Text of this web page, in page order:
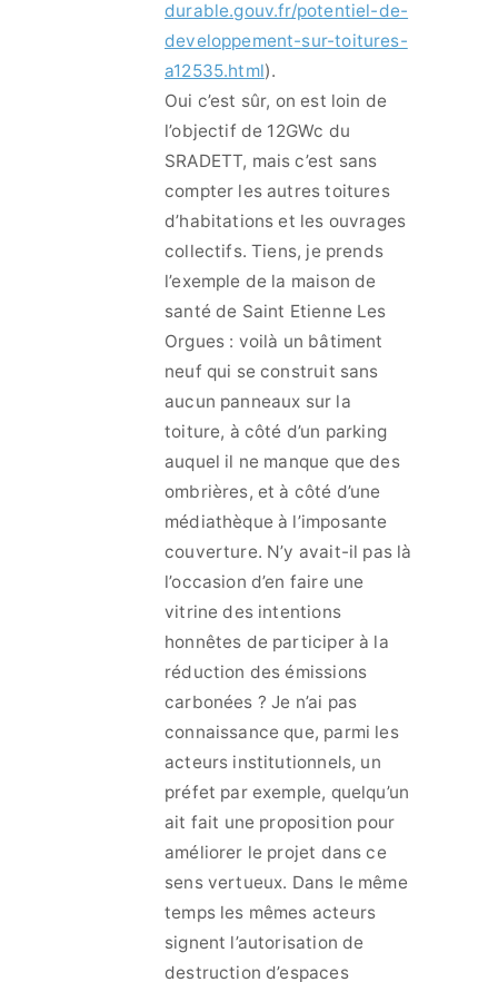
durable.gouv.fr/potentiel-de-
developpement-sur-toitures-
a12535.html).
Oui c’est sûr, on est loin de
l’objectif de 12GWc du
SRADETT, mais c’est sans
compter les autres toitures
d’habitations et les ouvrages
collectifs. Tiens, je prends
l’exemple de la maison de
santé de Saint Etienne Les
Orgues : voilà un bâtiment
neuf qui se construit sans
aucun panneaux sur la
toiture, à côté d’un parking
auquel il ne manque que des
ombrières, et à côté d’une
médiathèque à l’imposante
couverture. N’y avait-il pas là
l’occasion d’en faire une
vitrine des intentions
honnêtes de participer à la
réduction des émissions
carbonées ? Je n’ai pas
connaissance que, parmi les
acteurs institutionnels, un
préfet par exemple, quelqu’un
ait fait une proposition pour
améliorer le projet dans ce
sens vertueux. Dans le même
temps les mêmes acteurs
signent l’autorisation de
destruction d’espaces